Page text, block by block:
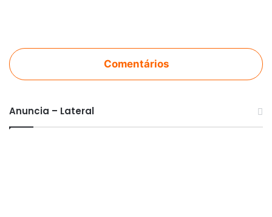
Comentários
Anuncia – Lateral